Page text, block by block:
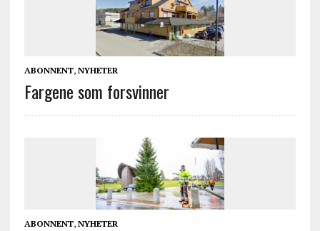
ABONNENT, NYHETER
Fargene som forsvinner
ABONNENT, NYHETER